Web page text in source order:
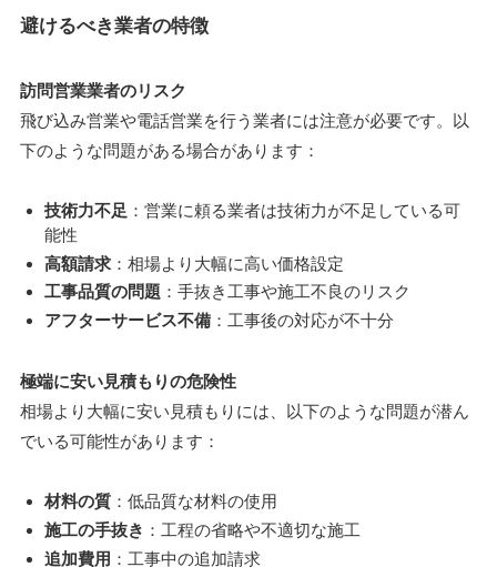
避けるべき業者の特徴
訪問営業業者のリスク
飛び込み営業や電話営業を行う業者には注意が必要です。以
下のような問題がある場合があります：
技術力不足 ：営業に頼る業者は技術力が不足している可
能性
高額請求 ：相場より大幅に高い価格設定
工事品質の問題 ：手抜き工事や施工不良のリスク
アフターサービス不備 ：工事後の対応が不十分
極端に安い見積もりの危険性
相場より大幅に安い見積もりには、以下のような問題が潜ん
でいる可能性があります：
材料の質 ：低品質な材料の使用
施工の手抜き ：工程の省略や不適切な施工
追加費用 ：工事中の追加請求